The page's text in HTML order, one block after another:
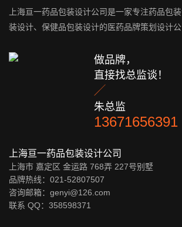
上海亘一药品包装设计公司是一家专注药品包
装设计、保健品包装设计的医药品牌策划设计公
做品牌，
直接找总监谈！

朱总监
13671656391
上海亘一药品包装设计公司
上海市 嘉定区 金运路 768弄 227号别墅
品牌热线：021-52807507
咨询邮箱：genyi@126.com
联系 QQ： 358598371